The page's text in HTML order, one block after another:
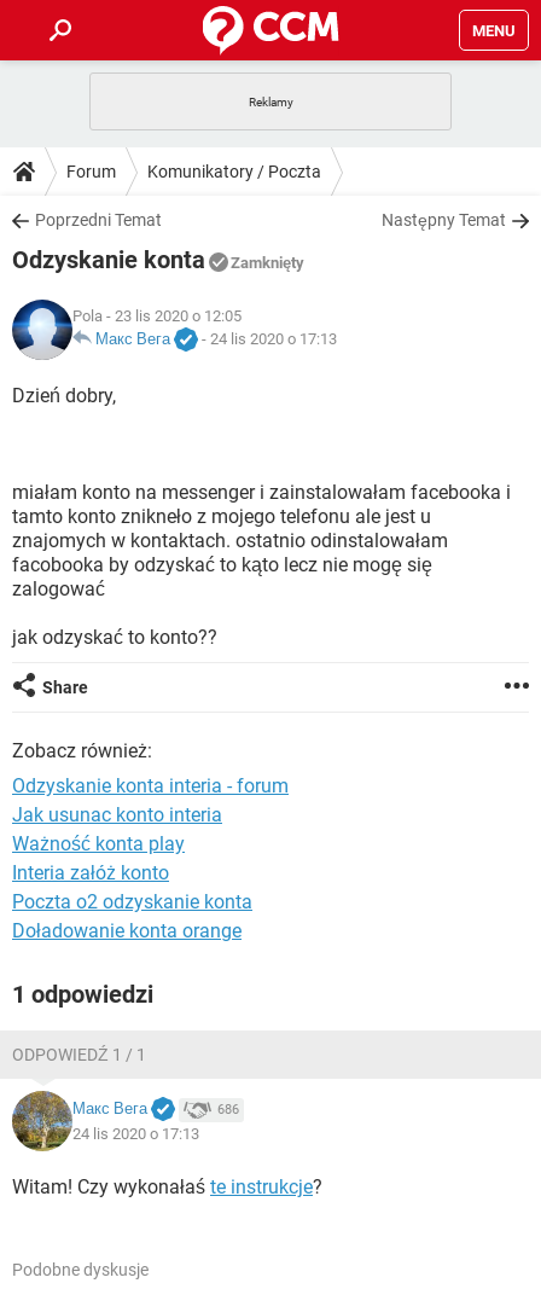
MENU
GRY WHATSAPP
SPOTIFY
INSTAGRAM FACEBOOK
WINDOWS 10
PORADY
PlayStation TIKTOK
INSTAGRAM
WINDOWS 10
DO POBRANIA
ANDROID TIKTOK
GRY
IOS NETFLIX
INSTAGRAM
FORUM
COVID-19
GRY
SPOTIFY
WINDOWS 10
ARTYKUŁY
COVID-19
INSTAGRAM FACEBOOK
WINDOWS 10
Forum Komunikatory / Poczta
Poprzedni Temat Następny Temat
Odzyskanie konta Zamknięty
Pola - 23 lis 2020 o 12:05
Макс Вега
- 24 lis 2020 o 17:13
Dzień dobry,
miałam konto na messenger i zainstalowałam facebooka i
tamto konto znikneło z mojego telefonu ale jest u
znajomych w kontaktach. ostatnio odinstalowałam
facobooka by odzyskać to kąto lecz nie mogę się
zalogować
jak odzyskać to konto??
Share
Zobacz również:
Odzyskanie konta interia - forum
Jak usunac konto interia
Ważność konta play
Interia załóż konto
Poczta o2 odzyskanie konta
Doładowanie konta orange
1 odpowiedzi
ODPOWIEDŹ 1 / 1
Макс Вега 686
24 lis 2020 o 17:13
Witam! Czy wykonałaś te instrukcje?
Podobne dyskusje